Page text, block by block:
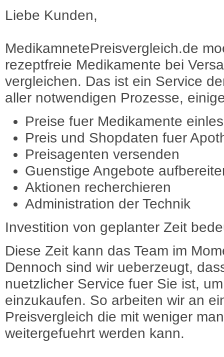
Liebe Kunden,
MedikamnetePreisvergleich.de
rezeptfreie Medikamente bei
vergleichen. Das ist ein Service
aller notwendigen Prozesse,
Preise fuer Medikamente
Preis und Shopdaten fuer
Preisagenten versenden
Guenstige Angebote
Aktionen recherchieren
Administration der Technik
Investition von geplanter Zeit
Diese Zeit kann das Team im
Dennoch sind wir ueberzeugt,
nuetzlicher Service fuer Sie ist,
einzukaufen. So arbeiten wir an
Preisvergleich die mit weniger
weitergefuehrt werden kann.